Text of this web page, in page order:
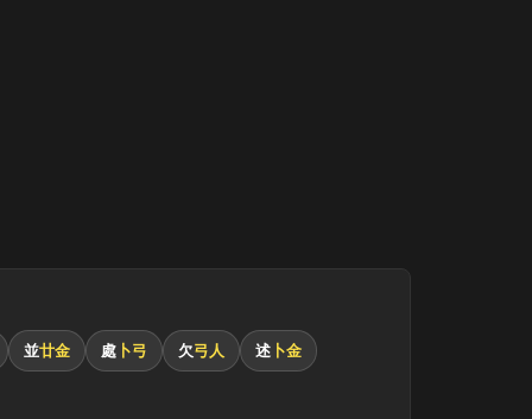
並廿金 處 卜弓 欠弓人 述 卜金